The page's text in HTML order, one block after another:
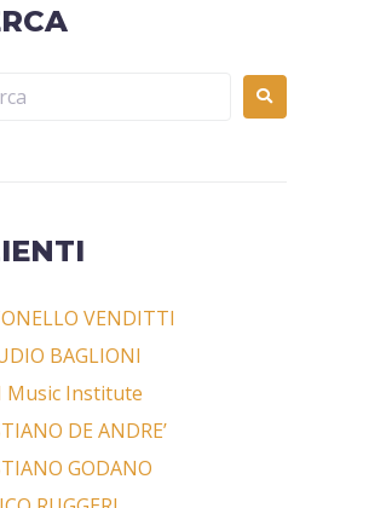
VENDITTI
BAGLIONI
Music Institute
DE ANDRE’
GODANO